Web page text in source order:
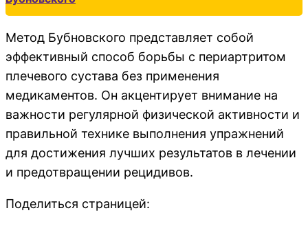
Метод Бубновского представляет собой
эффективный способ борьбы с периартритом
плечевого сустава без применения
медикаментов. Он акцентирует внимание на
важности регулярной физической активности и
правильной технике выполнения упражнений
для достижения лучших результатов в лечении
и предотвращении рецидивов.
Поделиться страницей: